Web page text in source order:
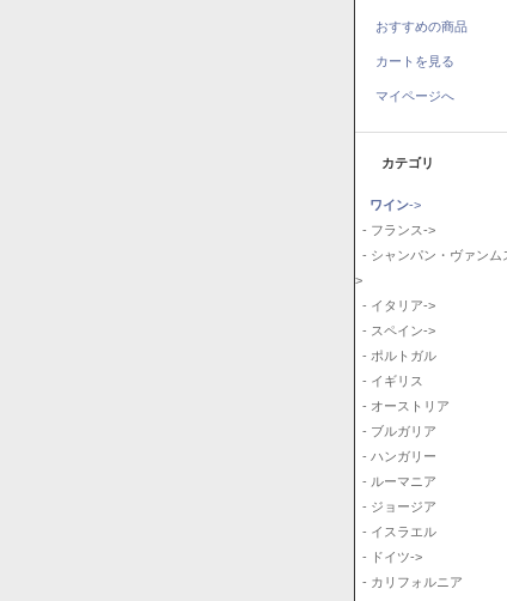
おすすめの商品
カートを見る
マイページへ
カテゴリ
ワイン->
- フランス->
- シャンパン・ヴァンム
>
- イタリア->
- スペイン->
- ポルトガル
- イギリス
- オーストリア
- ブルガリア
- ハンガリー
- ルーマニア
- ジョージア
- イスラエル
- ドイツ->
- カリフォルニア